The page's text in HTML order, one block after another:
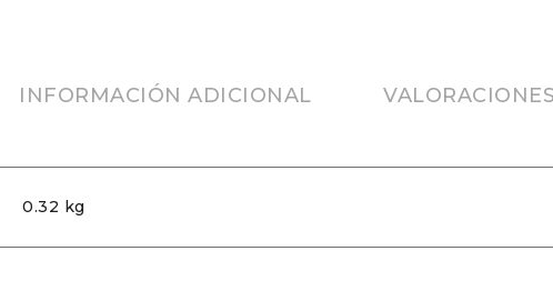
INFORMACIÓN ADICIONAL
0.32 kg